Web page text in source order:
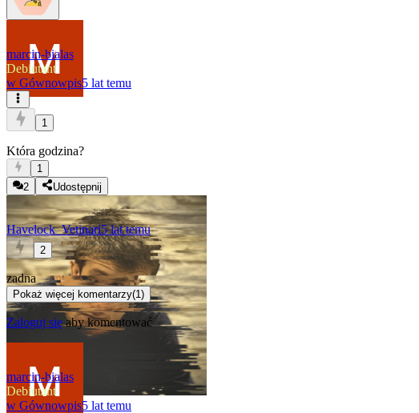
marcin-bialas
Debiutant
w Gównowpis5 lat temu
1
Która godzina?
1
2
Udostępnij
Havelock_Vetinari5 lat temu
2
zadna
Pokaż więcej komentarzy(1)
Zaloguj sięaby komentować
marcin-bialas
Debiutant
w Gównowpis5 lat temu